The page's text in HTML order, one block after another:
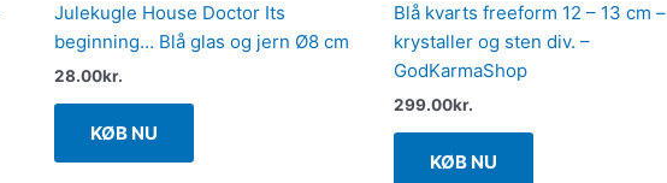
Julekugle House Doctor Its
beginning… Blå glas og jern Ø8 cm
28.00kr.
KØB NU
Blå kvarts freeform 12 – 13 cm –
krystaller og sten div. –
GodKarmaShop
299.00kr.
KØB NU